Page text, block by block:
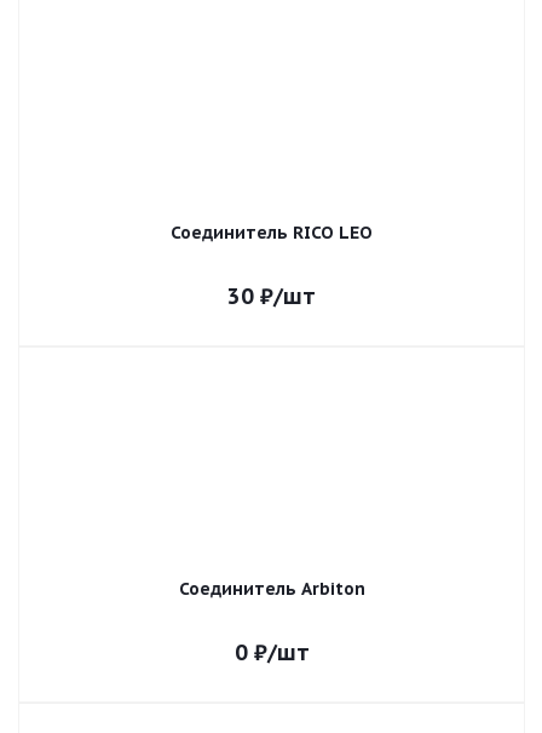
Соединитель RICO LEO
30 ₽/шт
Соединитель Arbiton
0₽/шт